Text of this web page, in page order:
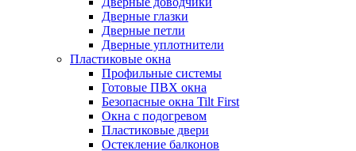
Дверные глазки
Дверные петли
Дверные уплотнители
Пластиковые окна
Профильные системы
Готовые ПВХ окна
Безопасные окна Tilt First
Окна с подогревом
Пластиковые двери
Остекление балконов